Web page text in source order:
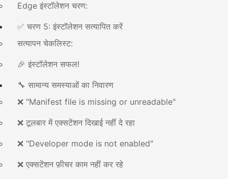
Edge इंस्टॉलेशन चरण:
✅ चरण 5: इंस्टॉलेशन सत्यापित करें
सत्यापन चेकलिस्ट:
🎉 इंस्टॉलेशन सफल!
🔧 सामान्य समस्याओं का निवारण
❌ "Manifest file is missing or unreadable"
❌ टूलबार में एक्सटेंशन दिखाई नहीं दे रहा
❌ "Developer mode is not enabled"
❌ एक्सटेंशन फ़ीचर काम नहीं कर रहे